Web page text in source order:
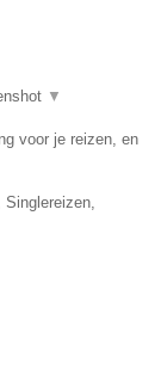
▼
voor je reizen, en
Singlereizen,